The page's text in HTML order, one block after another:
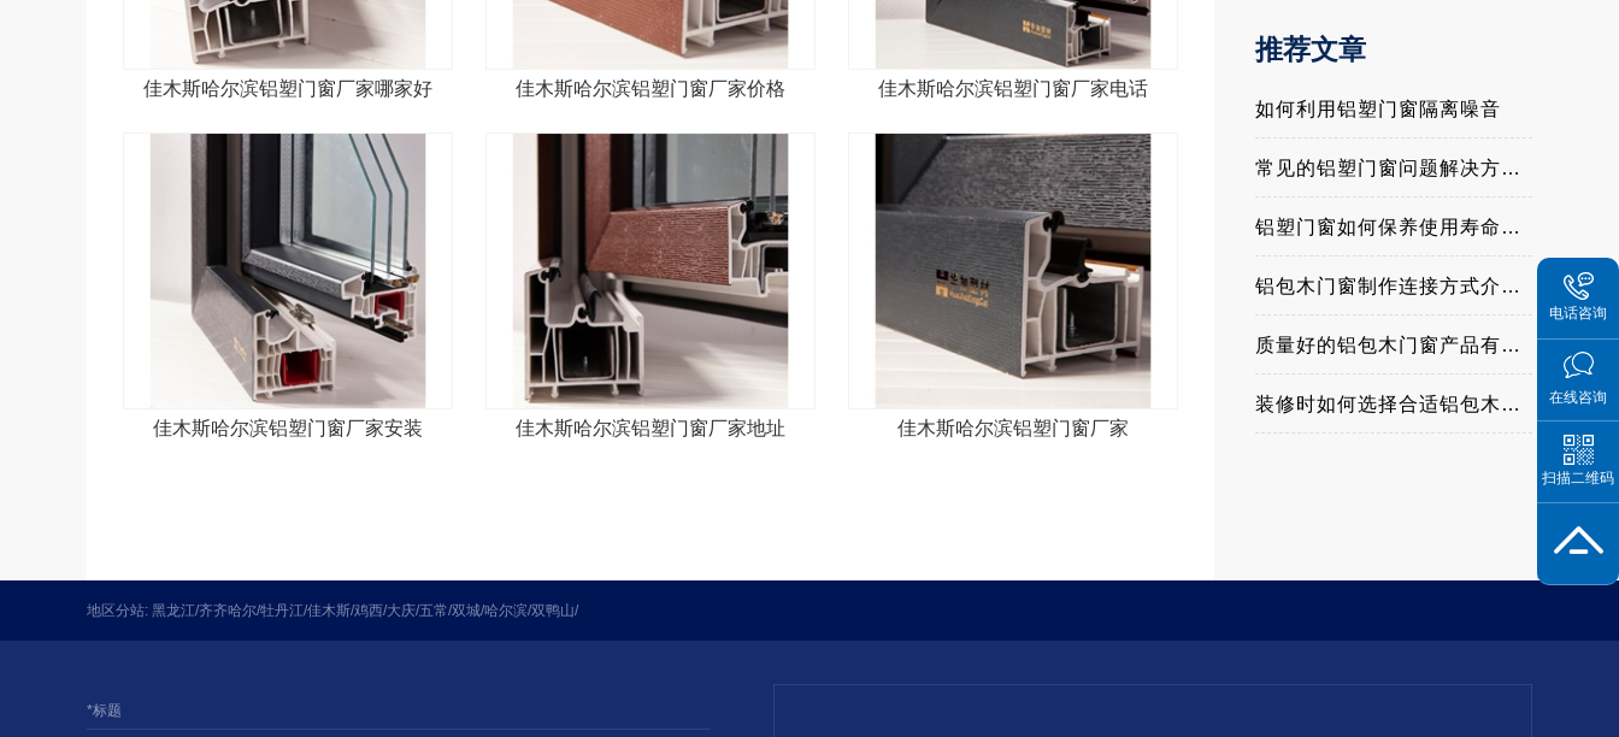
佳木斯哈尔滨铝塑门窗厂家哪家好 佳木斯哈尔滨铝塑门窗厂家价格 佳木斯哈尔滨铝塑门窗厂家电话
佳木斯哈尔滨铝塑门窗厂家安装 佳木斯哈尔滨铝塑门窗厂家地址 佳木斯哈尔滨铝塑门窗厂家
推荐文章
如何利用铝塑门窗隔离噪音
常见的铝塑门窗问题解决方法与经验介绍
铝塑门窗如何保养使用寿命更长
铝包木门窗制作连接方式介绍与优缺点？
质量好的铝包木门窗产品有哪些特点
装修时如何选择合适铝包木门窗
地区分站: 黑龙江/齐齐哈尔/牡丹江/佳木斯/鸡西/大庆/五常/双城/哈尔滨/双鸭山/
*标题
电话咨询
在线咨询
扫描二维码